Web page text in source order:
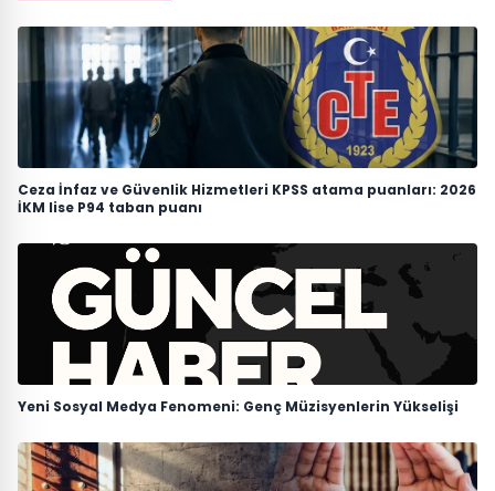
Ceza İnfaz ve Güvenlik Hizmetleri KPSS atama puanları: 2026
İKM lise P94 taban puanı
Yeni Sosyal Medya Fenomeni: Genç Müzisyenlerin Yükselişi